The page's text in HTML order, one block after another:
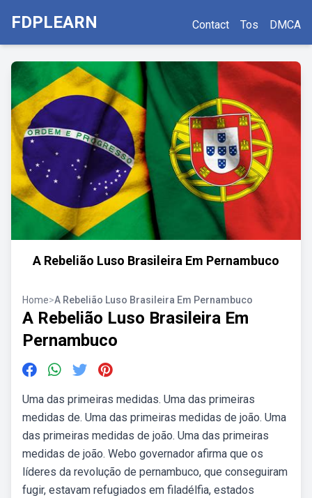
FDPLEARN Contact Tos DMCA
A Rebelião Luso Brasileira Em Pernambuco
Home>A Rebelião Luso Brasileira Em Pernambuco
A Rebelião Luso Brasileira Em
Pernambuco
Uma das primeiras medidas. Uma das primeiras
medidas de. Uma das primeiras medidas de joão. Uma
das primeiras medidas de joão. Uma das primeiras
medidas de joão. Webo governador afirma que os
líderes da revolução de pernambuco, que conseguiram
fugir, estavam refugiados em filadélfia, estados